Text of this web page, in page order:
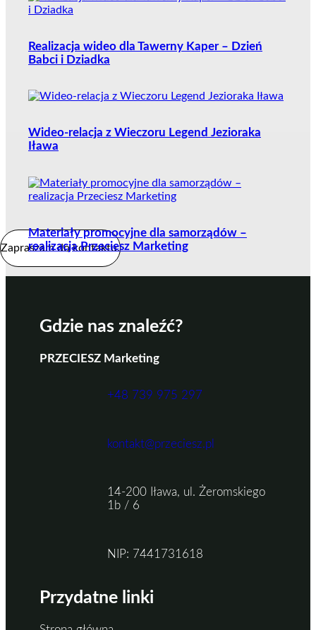
Realizacja wideo dla Tawerny Kaper – Dzień
Babci i Dziadka
Wideo-relacja z Wieczoru Legend Jezioraka
Iława
Materiały promocyjne dla samorządów –
realizacja Przeciesz Marketing
Gdzie nas znaleźć?
PRZECIESZ Marketing
+48 739 975 297
kontakt@przeciesz.pl
14-200 Iława, ul. Żeromskiego
1b / 6
NIP: 7441731618
Przydatne linki
Zapraszam do kontaktu.